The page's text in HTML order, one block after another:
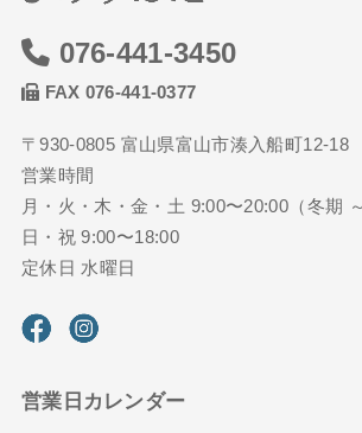
076-441-3450
FAX 076-441-0377
〒930-0805 富山県富山市湊入船町12-18
営業時間
月・火・木・金・土 9:00〜20:00（冬期
日・祝 9:00〜18:00
定休日 水曜日
営業日カレンダー